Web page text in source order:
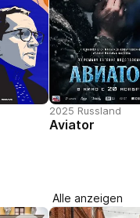
2025 Russland
Aviator
Alle anzeigen